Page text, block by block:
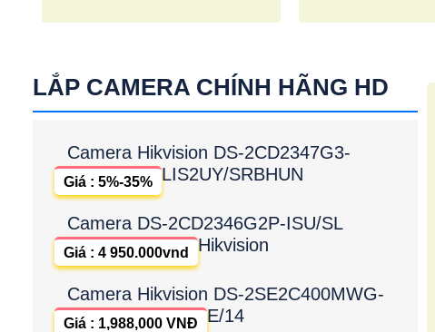
LẮP CAMERA CHÍNH HÃNG HD
Camera Hikvision DS-2CD2347G3-
LIS2UY/SRBHUN
Giá : 5%-35%
Camera DS-2CD2346G2P-ISU/SL
Hikvision
Giá : 4 950.000vnd
Camera Hikvision DS-2SE2C400MWG-
E/14
Giá : 1,988,000 VNĐ